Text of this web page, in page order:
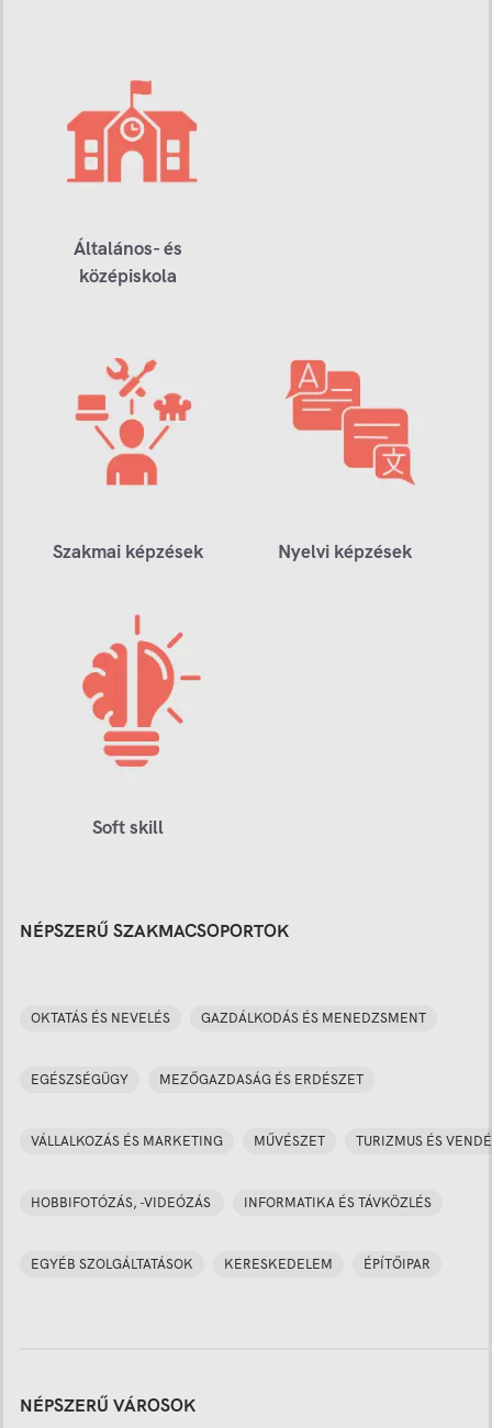
Általános- és
középiskola
Szakmai képzések Nyelvi képzések
Soft skill
NÉPSZERŰ SZAKMACSOPORTOK
OKTATÁS ÉS NEVELÉS GAZDÁLKODÁS ÉS MENEDZSMENT
EGÉSZSÉGÜGY MEZŐGAZDASÁG ÉS ERDÉSZET
VÁLLALKOZÁS ÉS MARKETING MŰVÉSZET TURIZMUS ÉS
HOBBIFOTÓZÁS, -VIDEÓZÁS INFORMATIKA ÉS TÁVKÖZLÉS
EGYÉB SZOLGÁLTATÁSOK KERESKEDELEM ÉPÍTŐIPAR
NÉPSZERŰ VÁROSOK